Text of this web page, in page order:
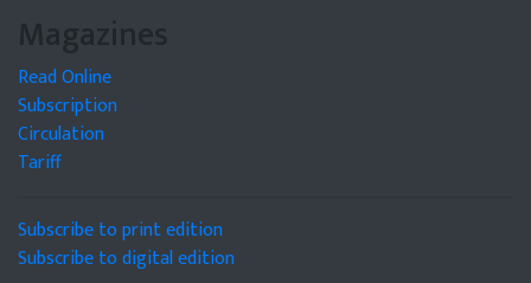
Magazines
Read Online
Subscription
Circulation
Tariff
Subscribe to print edition
Subscribe to digital edition